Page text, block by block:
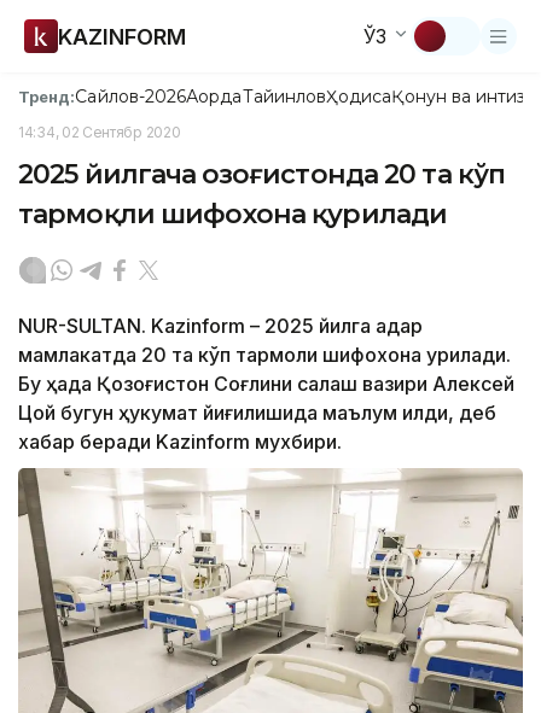
KAZINFORM ЎЗ
Тренд:Сайлов-2026АқордаТайинловҲодисаҚонун ва
14:34, 02 Сентябр 2020
2025 йилгача Қозоғистонда 20 та кўп
тармоқли шифохона қурилади
NUR-SULTAN. Kazinform – 2025 йилга қадар
мамлакатда 20 та кўп тармоқли шифохона қурилади.
Бу ҳақда Қозоғистон Соғлиқни сақлаш вазири Алексей
Цой бугун ҳукумат йиғилишида маълум қилди, деб
хабар беради Kazinform мухбири.